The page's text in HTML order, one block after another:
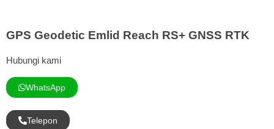
GPS Geodetic Emlid Reach RS+ GNSS RTK
Hubungi kami
WhatsApp
Telepon